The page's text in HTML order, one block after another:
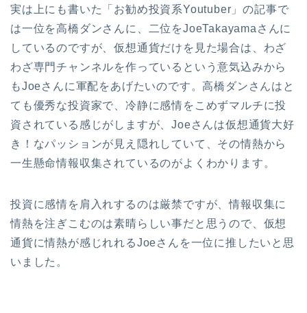
実は上にも書いた「お勧め投資系Youtuber」の記事で
は一位を高橋ダンさんに、二位をJoeTakayamaさんに
しているのですが、仮想通貨だけを見た場合は、わざ
わざ専門チャンネルを作っているという意気込みから
もJoeさんに軍配をあげたいのです。高橋ダンさんはと
ても優秀な投資家で、冷静に感情をこめずマルチに投
資されている感じがしますが、Joeさんは仮想通貨大好
き！なパッションが見え隠れしていて、その情熱から
一生懸命情報収集されているのがよくわかります。
投資に感情を肩入れするのは厳禁ですが、情報収集に
情熱を注ぎこむのは素晴らしい事だと思うので、仮想
通貨に情熱が感じれれるJoeさんを一位に推したいと思
いました。